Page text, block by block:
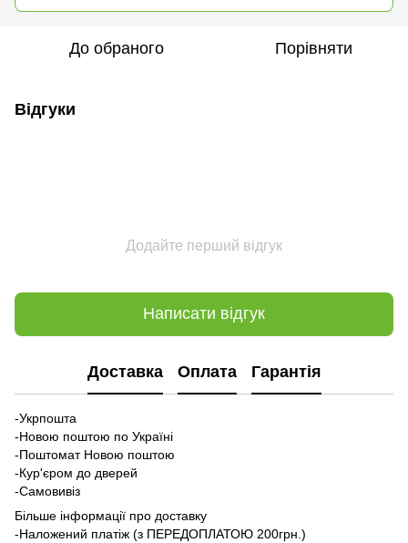
До обраного Порівняти
Відгуки
Додайте перший відгук
Написати відгук
Доставка Оплата Гарантія
-Укрпошта
-Новою поштою по Україні
-Поштомат Новою поштою
-Кур'єром до дверей
-Самовивіз
Більше інформації про доставку
-Наложений платіж (з ПЕРЕДОПЛАТОЮ 200грн.)